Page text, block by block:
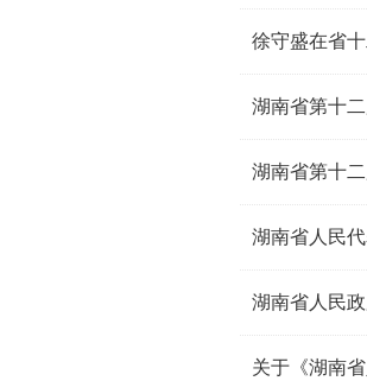
徐守盛在省
湖南省第十
湖南省第十
湖南省人民
关于《湖南